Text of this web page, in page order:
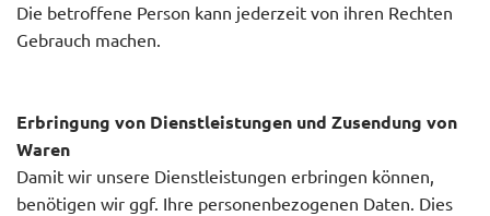
Die betroffene Person kann jederzeit von ihren Rechten
Gebrauch machen.
Erbringung von Dienstleistungen und Zusendung von
Waren
Damit wir unsere Dienstleistungen erbringen können,
benötigen wir ggf. Ihre personenbezogenen Daten. Dies